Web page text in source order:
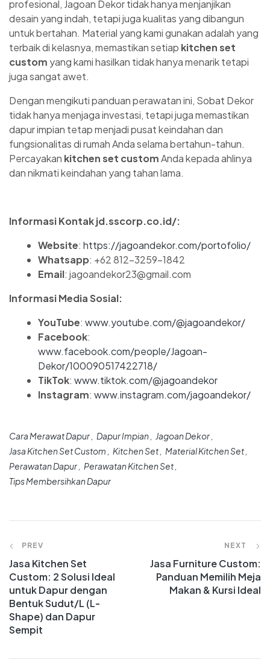
profesional, Jagoan Dekor tidak hanya menjanjikan
desain yang indah, tetapi juga kualitas yang dibangun
untuk bertahan. Material yang kami gunakan adalah yang
terbaik di kelasnya, memastikan setiap kitchen set
custom yang kami hasilkan tidak hanya menarik tetapi
juga sangat awet.
Dengan mengikuti panduan perawatan ini, Sobat Dekor
tidak hanya menjaga investasi, tetapi juga memastikan
dapur impian tetap menjadi pusat keindahan dan
fungsionalitas di rumah Anda selama bertahun-tahun.
Percayakan kitchen set customAnda kepada ahlinya
dan nikmati keindahan yang tahan lama.
Informasi Kontak jd.sscorp.co.id/:
Website: https://jagoandekor.com/portofolio/
Whatsapp: +62 812-3259-1842
Email: jagoandekor23@gmail.com
Informasi Media Sosial:
YouTube: www.youtube.com/@jagoandekor/
Facebook:
www.facebook.com/people/Jagoan-
Dekor/100090517422718/
TikTok: www.tiktok.com/@jagoandekor
Instagram: www.instagram.com/jagoandekor/
Cara Merawat Dapur Dapur Impian
Jagoan Dekor
Jasa Kitchen Set Custom
Kitchen Set
Material Kitchen Set
Perawatan Dapur
Perawatan Kitchen Set
Tips Membersihkan Dapur
PREV
Jasa Kitchen Set
Custom: 2 Solusi Ideal
untuk Dapur dengan
Bentuk Sudut/L (L-
Shape) dan Dapur
Sempit
NEXT
Jasa Furniture Custom:
Panduan Memilih Meja
Makan & Kursi Ideal